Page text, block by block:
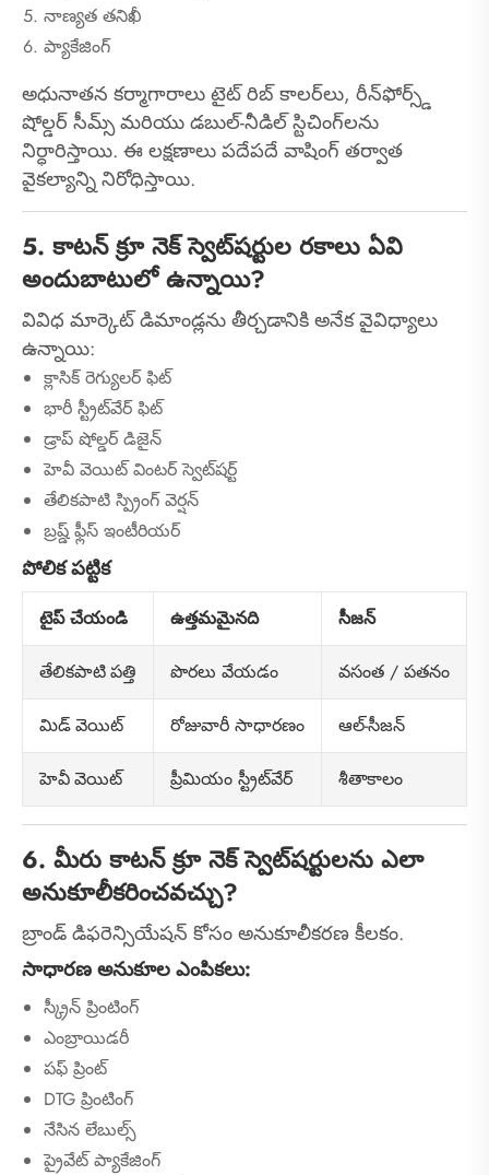
నాణ్యత తనిఖీ
ప్యాకేజింగ్
అధునాతన కర్మాగారాలు టైట్ రిబ్ కాలర్‌లు, రీన్‌ఫోర్స్డ్
షోల్డర్ సీమ్స్ మరియు డబుల్-నీడిల్ స్టిచింగ్‌లను
నిర్ధారిస్తాయి. ఈ లక్షణాలు పదేపదే వాషింగ్ తర్వాత
వైకల్యాన్ని నిరోధిస్తాయి.
5. కాటన్ క్రూ నెక్ స్వెట్‌షర్టుల రకాలు ఏవి
అందుబాటులో ఉన్నాయి?
వివిధ మార్కెట్ డిమాండ్లను తీర్చడానికి అనేక వైవిధ్యాలు
ఉన్నాయి:
క్లాసిక్ రెగ్యులర్ ఫిట్
భారీ స్ట్రీట్‌వేర్ ఫిట్
డ్రాప్ షోల్డర్ డిజైన్
హెవీ వెయిట్ వింటర్ స్వెట్‌షర్ట్
తేలికపాటి స్ప్రింగ్ వెర్షన్
బ్రష్డ్ ఫ్లీస్ ఇంటీరియర్
పోలిక పట్టిక
టైప్ చేయండి ఉత్తమమైనది సీజన్
తేలికపాటి పత్తి పొరలు వేయడం వసంత / పతనం
మిడ్ వెయిట్ రోజువారీ సాధారణం ఆల్-సీజన్
హెవీ వెయిట్ ప్రీమియం స్ట్రీట్‌వేర్ శీతాకాలం
6. మీరు కాటన్ క్రూ నెక్ స్వెట్‌షర్టులను ఎలా
అనుకూలీకరించవచ్చు?
బ్రాండ్ డిఫరెన్సియేషన్ కోసం అనుకూలీకరణ కీలకం.
సాధారణ అనుకూల ఎంపికలు:
స్క్రీన్ ప్రింటింగ్
ఎంబ్రాయిడరీ
పఫ్ ప్రింట్
DTG ప్రింటింగ్
నేసిన లేబుల్స్
ప్రైవేట్ ప్యాకేజింగ్